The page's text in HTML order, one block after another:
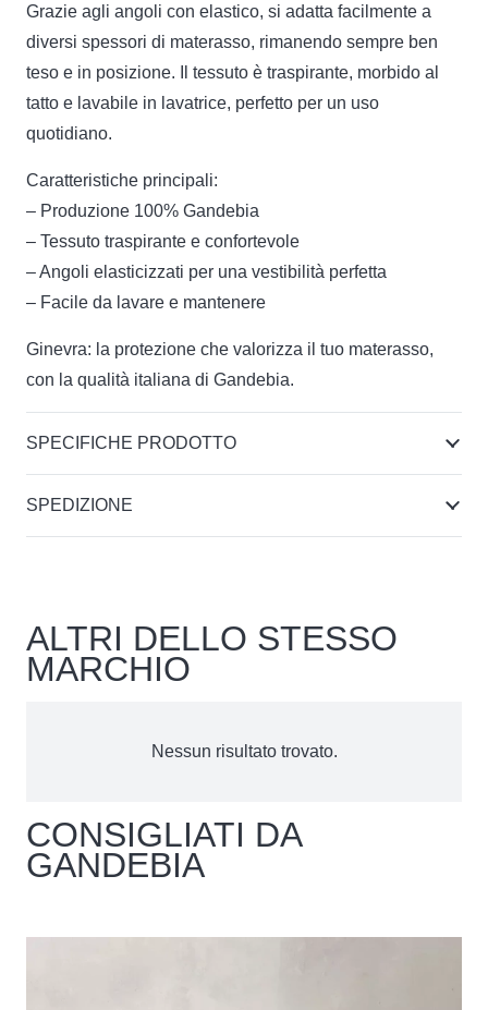
Grazie agli angoli con elastico, si adatta facilmente a
diversi spessori di materasso, rimanendo sempre ben
teso e in posizione. Il tessuto è traspirante, morbido al
tatto e lavabile in lavatrice, perfetto per un uso
quotidiano.
Caratteristiche principali:
– Produzione 100% Gandebia
– Tessuto traspirante e confortevole
– Angoli elasticizzati per una vestibilità perfetta
– Facile da lavare e mantenere
Ginevra: la protezione che valorizza il tuo materasso,
con la qualità italiana di Gandebia.
SPECIFICHE PRODOTTO
SPEDIZIONE
ALTRI DELLO STESSO
MARCHIO
Nessun risultato trovato.
CONSIGLIATI DA
GANDEBIA